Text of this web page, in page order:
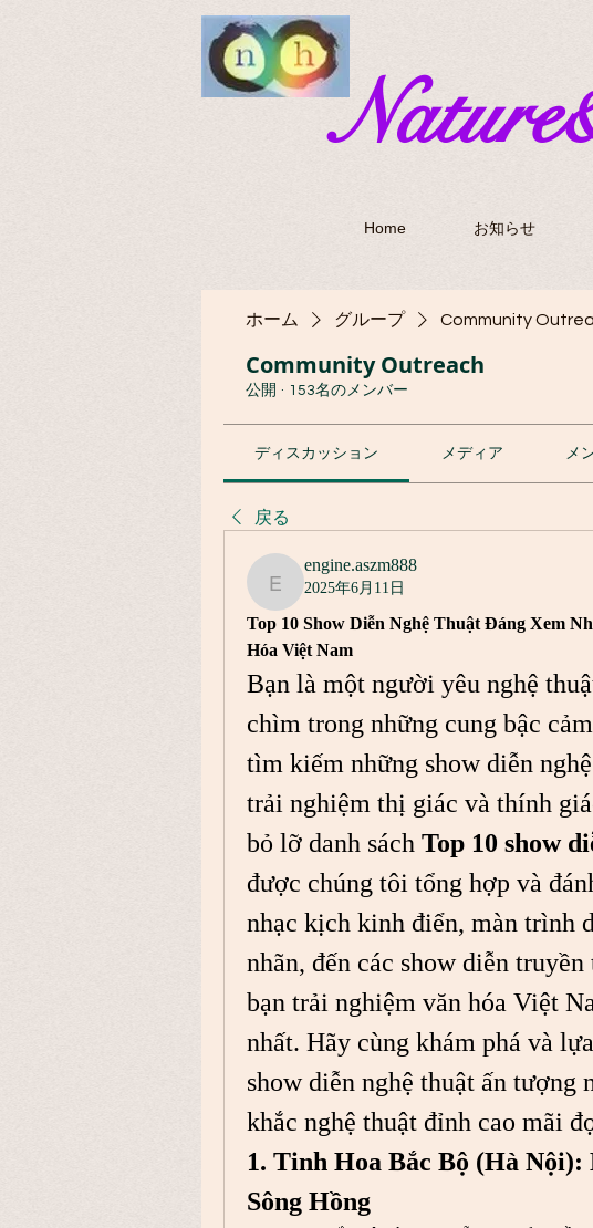
Home お知らせ
ホーム グループ Community
Community Outreach
公開 · 153名のメンバー
ディスカッション メディア メ
戻る
engine.aszm888
engine.aszm888
2025年6月11日
Top 10 Show Diễn Nghệ Thuật Đáng Xem
Hóa Việt Nam
Bạn là một người yêu nghệ
chìm trong những cung bậc
tìm kiếm những show diễn
trải nghiệm thị giác và thính
bỏ lỡ danh sách Top 10 show
được chúng tôi tổng hợp và
nhạc kịch kinh điển, màn trình
nhãn, đến các show diễn
bạn trải nghiệm văn hóa Việt
nhất. Hãy cùng khám phá và
show diễn nghệ thuật ấn tượng
khắc nghệ thuật đỉnh cao mãi
1. Tinh Hoa Bắc Bộ (Hà
Sông Hồng